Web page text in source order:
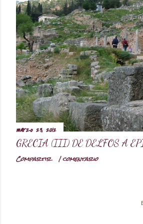
d
a
s
marzo 23, 2012
GRECIA (III) DE DELFOS A
Compartir
1 comentario